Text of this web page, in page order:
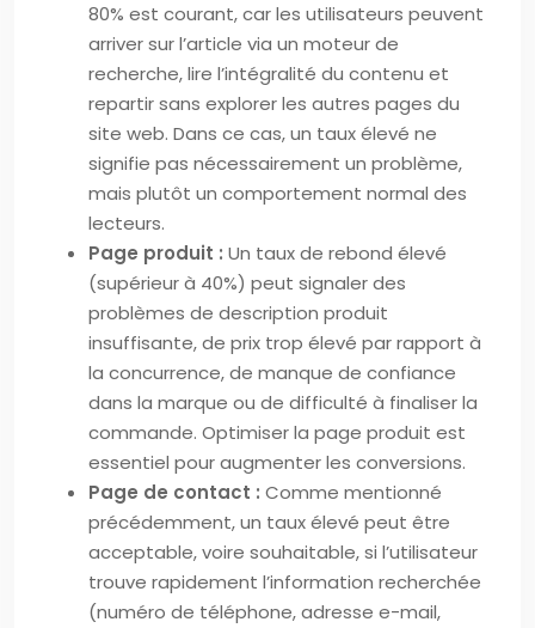
80% est courant, car les utilisateurs peuvent
arriver sur l’article via un moteur de
recherche, lire l’intégralité du contenu et
repartir sans explorer les autres pages du
site web. Dans ce cas, un taux élevé ne
signifie pas nécessairement un problème,
mais plutôt un comportement normal des
lecteurs.
Page produit : Un taux de rebond élevé
(supérieur à 40%) peut signaler des
problèmes de description produit
insuffisante, de prix trop élevé par rapport à
la concurrence, de manque de confiance
dans la marque ou de difficulté à finaliser la
commande. Optimiser la page produit est
essentiel pour augmenter les conversions.
Page de contact : Comme mentionné
précédemment, un taux élevé peut être
acceptable, voire souhaitable, si l’utilisateur
trouve rapidement l’information recherchée
(numéro de téléphone, adresse e-mail,